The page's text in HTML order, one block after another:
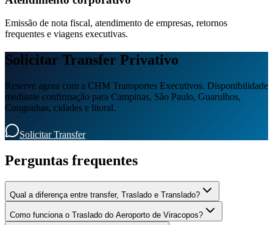
Emissão de nota fiscal, atendimento de empresas, retornos
frequentes e viagens executivas.
Solicitar Transfer Privativo
Reserve agora com a CHM Transportes Executivos. Disponibilidade
mediante confirmação para Campinas, São Paulo, Guarulhos,
Congonhas, cidades e litoral.
Solicitar Transfer
Perguntas frequentes
Qual a diferença entre transfer, Traslado e Translado?
Como funciona o Traslado do Aeroporto de Viracopos?